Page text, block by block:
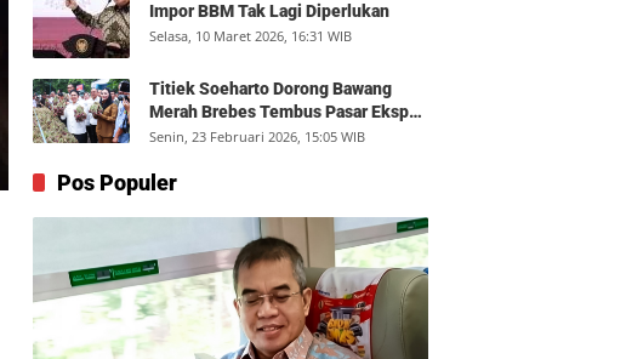
Impor BBM Tak Lagi Diperlukan
Selasa, 10 Maret 2026, 16:31 WIB
Titiek Soeharto Dorong Bawang
Merah Brebes Tembus Pasar Ekspor,
Petani Bisa Untung Rp350 Juta per
Senin, 23 Februari 2026, 15:05 WIB
Pos Populer